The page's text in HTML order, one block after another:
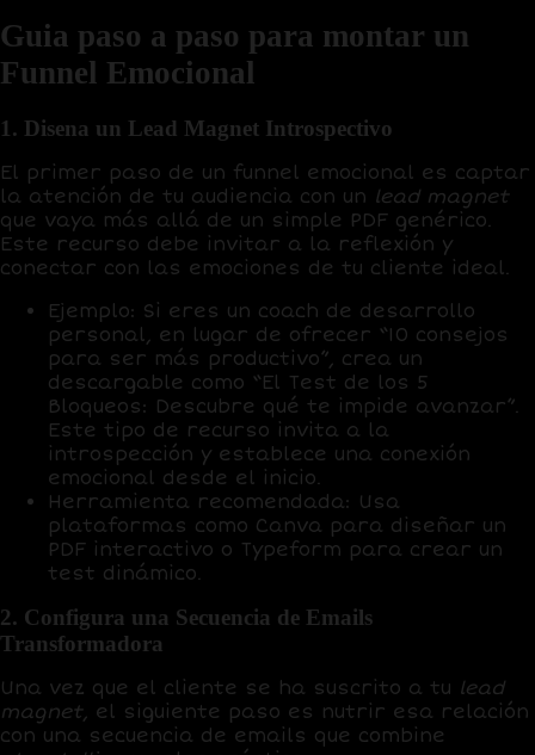
Guia paso a paso para montar un
Funnel Emocional
1. Disena un Lead Magnet Introspectivo
El primer paso de un funnel emocional es captar
la atención de tu audiencia con un lead magnet
que vaya más allá de un simple PDF genérico.
Este recurso debe invitar a la reflexión y
conectar con las emociones de tu cliente ideal.
Ejemplo: Si eres un coach de desarrollo
personal, en lugar de ofrecer “10 consejos
para ser más productivo”, crea un
descargable como “El Test de los 5
Bloqueos: Descubre qué te impide avanzar”.
Este tipo de recurso invita a la
introspección y establece una conexión
emocional desde el inicio.
Herramienta recomendada: Usa
plataformas como Canva para diseñar un
PDF interactivo o Typeform para crear un
test dinámico.
2. Configura una Secuencia de Emails
Transformadora
Una vez que el cliente se ha suscrito a tu lead
magnet, el siguiente paso es nutrir esa relación
con una secuencia de emails que combine